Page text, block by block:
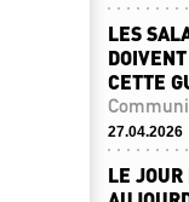
LES
CETTE
27.04.2026
LE JOUR